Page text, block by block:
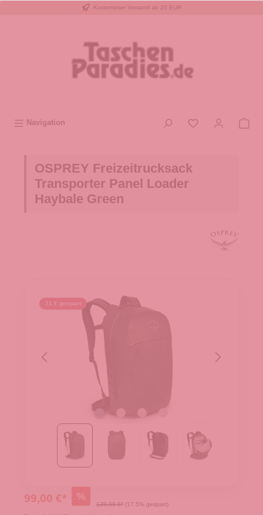
Kostenloser Versand ab 20 EUR
Navigation
OSPREY Freizeitrucksack
Transporter Panel Loader
Haybale Green
21 € gespart
99,00 €* %
120,00 €* (17.5% gespart)